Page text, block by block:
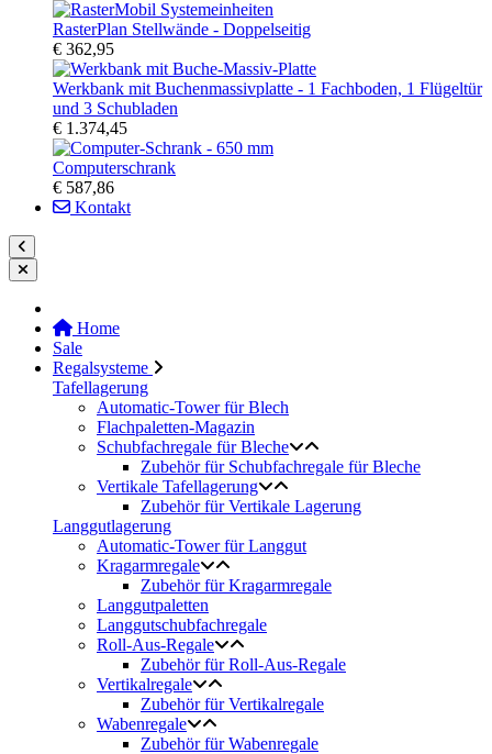
RasterPlan Stellwände - Doppelseitig
€ 362,95
Werkbank mit Buchenmassivplatte - 1 Fachboden, 1 Flügeltür
und 3 Schubladen
€ 1.374,45
Computerschrank
€ 587,86
Kontakt
Home
Sale
Regalsysteme
Tafellagerung
Automatic-Tower für Blech
Flachpaletten-Magazin
Schubfachregale für Bleche
Zubehör für Schubfachregale für Bleche
Vertikale Tafellagerung
Zubehör für Vertikale Lagerung
Langgutlagerung
Automatic-Tower für Langgut
Kragarmregale
Zubehör für Kragarmregale
Langgutpaletten
Langgutschubfachregale
Roll-Aus-Regale
Zubehör für Roll-Aus-Regale
Vertikalregale
Zubehör für Vertikalregale
Wabenregale
Zubehör für Wabenregale